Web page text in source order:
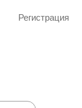
Регистрация